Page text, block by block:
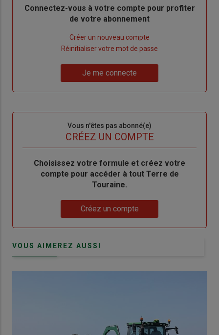
Body
Connectez-vous à votre compte pour profiter
de votre abonnement
Créer un nouveau compte
de
Réinitialiser votre mot de passe
me
Je me connecte
Vous n'êtes pas abonné(e)
CRÉEZ UN COMPTE
BodyChoisissez votre formule et créez votre
compte pour accéder à tout Terre de
Touraine.
Créez un compte
VOUS AIMEREZ AUSSI